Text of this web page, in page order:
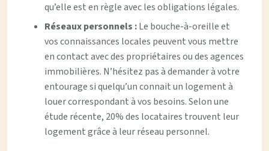
qu’elle est en règle avec les obligations légales.
Réseaux personnels :Le bouche-à-oreille et
vos connaissances locales peuvent vous mettre
en contact avec des propriétaires ou des agences
immobilières. N’hésitez pas à demander à votre
entourage si quelqu’un connait un logement à
louer correspondant à vos besoins. Selon une
étude récente, 20% des locataires trouvent leur
logement grâce à leur réseau personnel.